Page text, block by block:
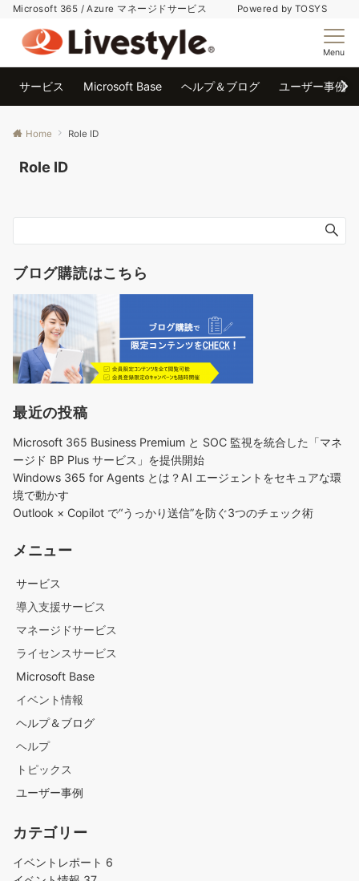
Microsoft 365 / Azure マネージドサービス Powered by TOSYS
Menu
サービス Microsoft Base ヘルプ＆ブログ ユーザー事例
Home Role ID
Role ID
ブログ購読はこちら
最近の投稿
Microsoft 365 Business Premium と SOC 監視を統合した「マネ
ージド BP Plus サービス」を提供開始
Windows 365 for Agents とは？AI エージェントをセキュアな環
境で動かす
Outlook × Copilot で“うっかり送信”を防ぐ3つのチェック術​
メニュー
サービス
導入支援サービス
マネージドサービス
ライセンスサービス
Microsoft Base
イベント情報
ヘルプ＆ブログ
ヘルプ
トピックス
ユーザー事例
カテゴリー
イベントレポート 6